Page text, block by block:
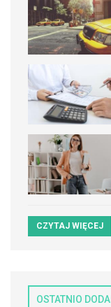
CZYTAJ WIĘCEJ
OSTATNIO